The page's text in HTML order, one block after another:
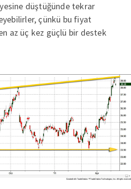
düştüğünde tekrar
çünkü bu fiyat
az üç kez güçlü bir destek